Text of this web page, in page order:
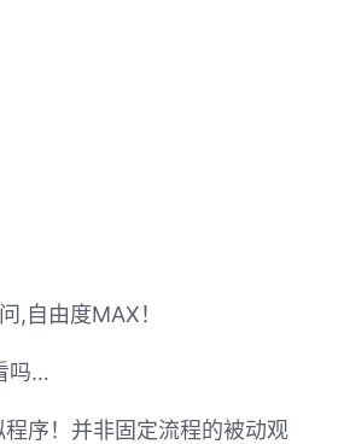
,自由度MAX！
吗…
序！并非固定流程的被动观